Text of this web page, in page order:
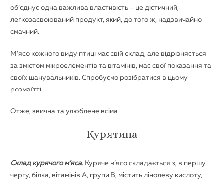
об’єднує одна важлива властивість – це дієтичний,
легкозасвоюваний продукт, який, до того ж, надзвичайно
смачний.
М’ясо кожного виду птиці має свій склад, але відрізняється
за змістом мікроелементів та вітамінів, має свої показання та
своїх шанувальників. Спробуємо розібратися в цьому
розмаїтті.
Отже, звична та улюблене всіма
Курятина
Склад курячого м’яса. Куряче м’ясо складається з, в першу
чергу, білка, вітамінів A, групи B, містить лінолеву кислоту,